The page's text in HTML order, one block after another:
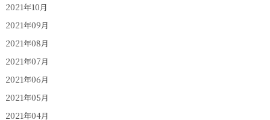
2021年10月
2021年09月
2021年08月
2021年07月
2021年06月
2021年05月
2021年04月